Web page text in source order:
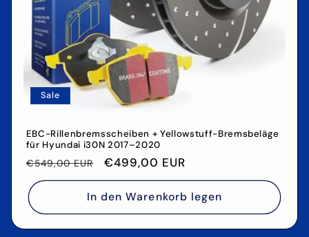
Sale
EBC-Rillenbremsscheiben + Yellowstuff-Bremsbeläge
für Hyundai i30N 2017–2020
Normaler
Preis
€549,00 EUR Verkaufspreis
€499,00 EUR
In den Warenkorb legen